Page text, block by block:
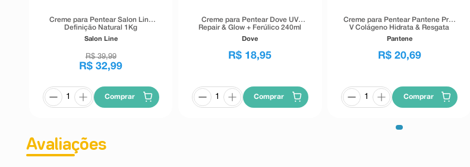
Creme para Pentear Salon Line
Definição Natural 1Kg
Salon Line
R$ 39,99
R$ 32,99
Comprar
Creme para Pentear Dove UV
Repair & Glow + Ferúlico 240ml
Dove
R$ 18,95
Comprar
Creme para Pentear Pantene Pro-
V Colágeno Hidrata & Resgata
240g
Pantene
R$ 20,69
Comprar
Avaliações